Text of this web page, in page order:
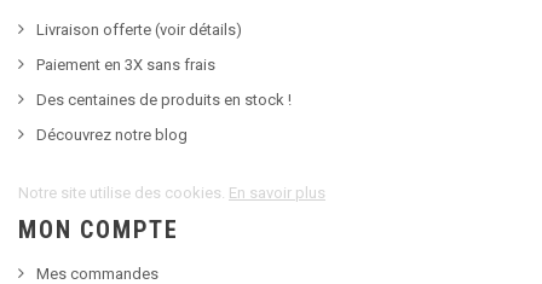
Livraison offerte (voir détails)
Paiement en 3X sans frais
Des centaines de produits en stock !
Découvrez notre blog
Notre site utilise des cookies. En savoir plus
MON COMPTE
Mes commandes